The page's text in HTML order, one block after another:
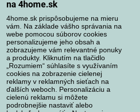
na 4home.sk
4home.sk prispôsobujeme na mieru
vám. Na základe vášho správania na
webe pomocou súborov cookies
personalizujeme jeho obsah a
zobrazujeme vám relevantné ponuky
a produkty. Kliknutím na tlačidlo
„Rozumiem“ súhlasíte s využívaním
cookies na zobrazenie cielenej
reklamy v reklamných sieťach na
ďalších weboch. Personalizáciu a
cielenú reklamu si môžete
podrobnejšie nastaviť alebo
Spôsoby platby
Spoľahlivý obchod